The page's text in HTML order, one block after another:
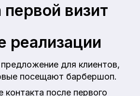
визит
реализации
для клиентов,
посещают барбершоп.
после первого